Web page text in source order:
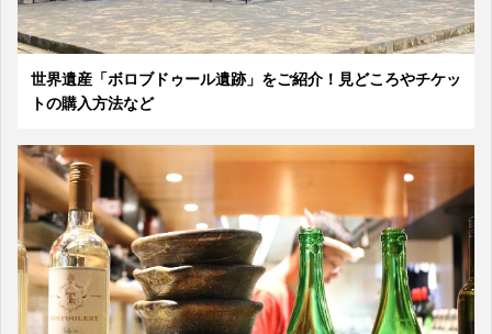
世界遺産「ボロブドゥール遺跡」をご紹介！見どころやチケッ
トの購入方法など